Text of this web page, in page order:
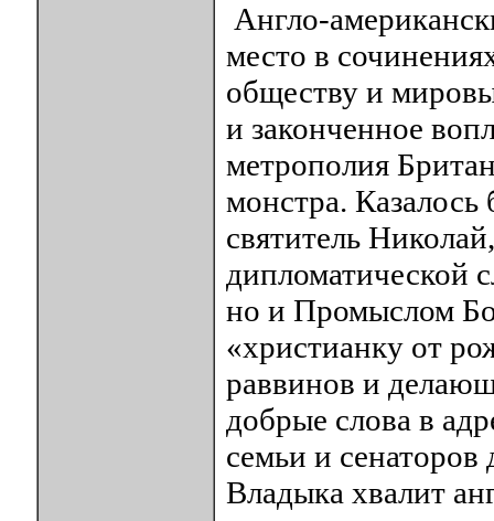
Англо-
место в
обществу и
и законченное
метрополия
монстра. Казалось
святитель
дипломатической
но и Промыслом
«христианку от
раввинов и
добрые слова в
семьи и
Владыка хвалит